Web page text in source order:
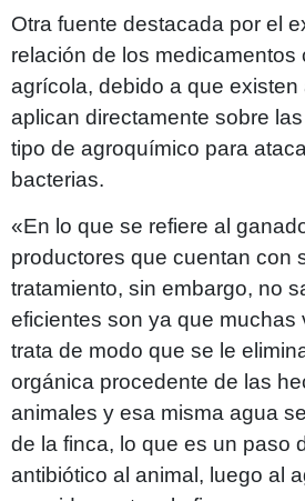
Otra fuente destacada por el
relación de los medicamentos
agrícola, debido a que
aplican directamente sobre
tipo de agroquímico para
bacterias.
«En lo que se refiere al
productores que cuentan con
tratamiento, sin embargo, no
eficientes son ya que muchas
trata de modo que se le
orgánica procedente de las
animales y esa misma agua
de la finca, lo que es un paso
antibiótico al animal, luego al